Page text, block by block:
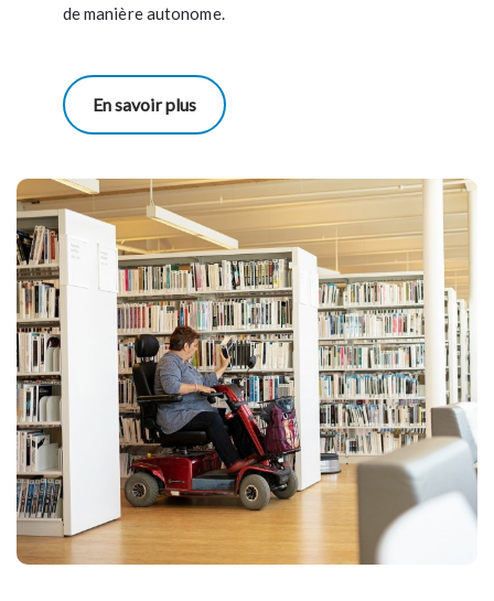
de manière autonome.
En savoir plus